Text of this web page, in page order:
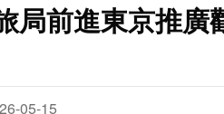
局前進東京推
05-15